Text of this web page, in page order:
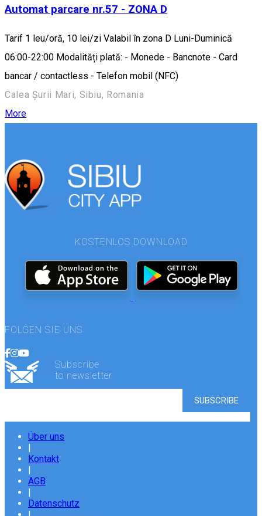
Automat parcare nr.57 - ZONA D
Tarif 1 leu/oră, 10 lei/zi Valabil în zona D Luni-Duminică
06:00-22:00 Modalități plată: - Monede - Bancnote - Card
bancar / contactless - Telefon mobil (NFC)
Calea Șurii Mari, Sibiu, Romania
More
KOSTENLOS DOWNLOAD
FOLGEN SIE UNS
Subscribe
to newsletter
Über uns
Kontakt
AGB
Datenschutz